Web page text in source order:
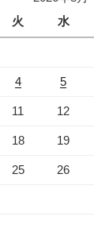
火 水
4 5
11 12
18 19
25 26